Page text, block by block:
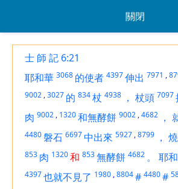
關閉
士 師 記 6:21
耶和華 3068 的使者 4397伸出 7971 ,
9002 ,3027 的 834杖 4938 ， 杖頭 7097
肉 9002 , 1320和無酵餅 9002 ,4682 ，
4480磐石 6697中出來 5927 ,8799 ，
853 肉 1320和 853無酵餅 4682 。 耶
4397也就不見了 1980 ,8804# 4480#